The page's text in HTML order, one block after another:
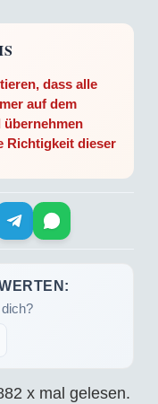
dass alle
auf dem
Richtigkeit dieser
x mal gelesen.